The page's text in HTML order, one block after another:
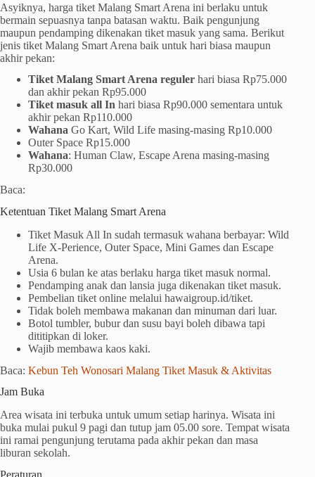
Asyiknya, harga tiket Malang Smart Arena ini berlaku untuk
bermain sepuasnya tanpa batasan waktu. Baik pengunjung
maupun pendamping dikenakan tiket masuk yang sama. Berikut
jenis tiket Malang Smart Arena baik untuk hari biasa maupun
akhir pekan:
Tiket Malang Smart Arena reguler hari biasa Rp75.000
dan akhir pekan Rp95.000
Tiket masuk all In hari biasa Rp90.000 sementara untuk
akhir pekan Rp110.000
Wahana Go Kart, Wild Life masing-masing Rp10.000
Outer Space Rp15.000
Wahana: Human Claw, Escape Arena masing-masing
Rp30.000
Baca:
Ketentuan Tiket Malang Smart Arena
Tiket Masuk All In sudah termasuk wahana berbayar: Wild
Life X-Perience, Outer Space, Mini Games dan Escape
Arena.
Usia 6 bulan ke atas berlaku harga tiket masuk normal.
Pendamping anak dan lansia juga dikenakan tiket masuk.
Pembelian tiket online melalui hawaigroup.id/tiket.
Tidak boleh membawa makanan dan minuman dari luar.
Botol tumbler, bubur dan susu bayi boleh dibawa tapi
dititipkan di loker.
Wajib membawa kaos kaki.
Baca: Kebun Teh Wonosari Malang Tiket Masuk & Aktivitas
Jam Buka
Area wisata ini terbuka untuk umum setiap harinya. Wisata ini
buka mulai pukul 9 pagi dan tutup jam 05.00 sore. Tempat wisata
ini ramai pengunjung terutama pada akhir pekan dan masa
liburan sekolah.
Peraturan